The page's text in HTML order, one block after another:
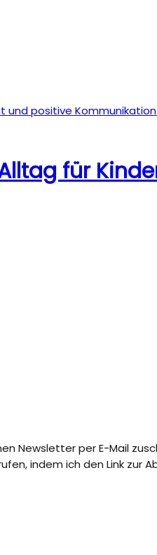
für
Newsletter per E-Mail
indem ich den Link zur